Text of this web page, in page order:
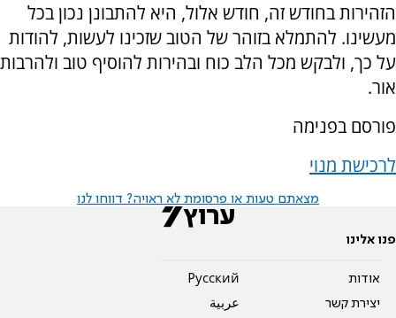
הזהירות בחודש זה, חודש אלול, היא להתבונן נכון בכל
מעשינו. להתמלא בזוהר של הטוב שזכינו לעשות, להודות
על כך, ולבקש מכל הלב כוח ובהירות להוסיף טוב ולהרבות
אור.
פורסם בפנימה
לרכישת מנוי
מצאתם טעות או פרסומת לא ראויה? דווחו לנו
פנו אלינו
אודות
יצירת קשר
Pусский
عربية